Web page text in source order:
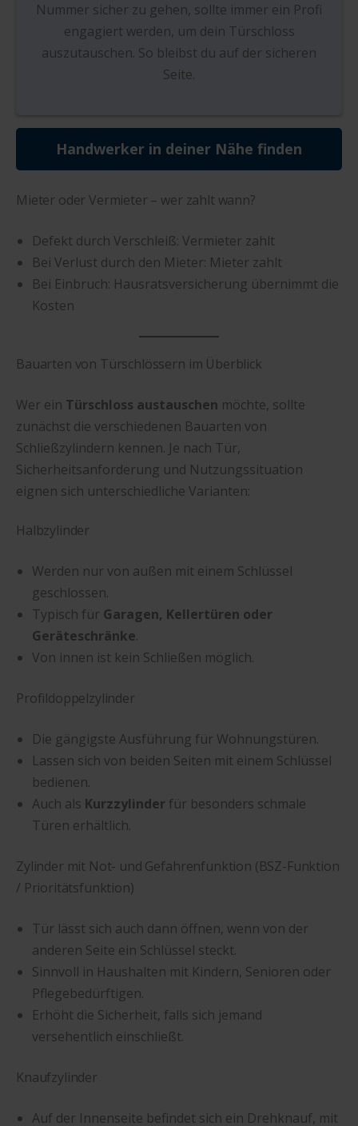
Nummer sicher zu gehen, sollte immer ein Profi
engagiert werden, um dein Türschloss
auszutauschen. So bleibst du auf der sicheren
Seite.
Handwerker in deiner Nähe finden
Mieter oder Vermieter – wer zahlt wann?
Defekt durch Verschleiß: Vermieter zahlt
Bei Verlust durch den Mieter: Mieter zahlt
Bei Einbruch: Hausratsversicherung übernimmt die
Kosten
Bauarten von Türschlössern im Überblick
Wer ein Türschloss austauschen möchte, sollte
zunächst die verschiedenen Bauarten von
Schließzylindern kennen. Je nach Tür,
Sicherheitsanforderung und Nutzungssituation
eignen sich unterschiedliche Varianten:
Halbzylinder
Werden nur von außen mit einem Schlüssel
geschlossen.
Typisch für Garagen, Kellertüren oder
Geräteschränke.
Von innen ist kein Schließen möglich.
Profildoppelzylinder
Die gängigste Ausführung für Wohnungstüren.
Lassen sich von beiden Seiten mit einem Schlüssel
bedienen.
Auch als Kurzzylinder für besonders schmale
Türen erhältlich.
Zylinder mit Not- und Gefahrenfunktion (BSZ-Funktion
/ Prioritätsfunktion)
Tür lässt sich auch dann öffnen, wenn von der
anderen Seite ein Schlüssel steckt.
Sinnvoll in Haushalten mit Kindern, Senioren oder
Pflegebedürftigen.
Erhöht die Sicherheit, falls sich jemand
versehentlich einschließt.
Knaufzylinder
Auf der Innenseite befindet sich ein Drehknauf, mit